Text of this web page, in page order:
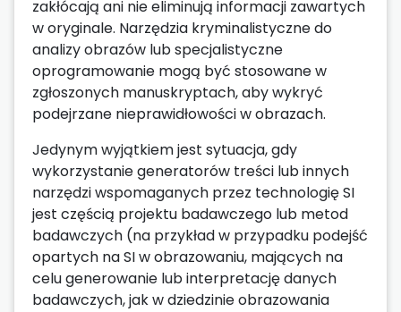
zakłócają ani nie eliminują informacji zawartych
w oryginale. Narzędzia kryminalistyczne do
analizy obrazów lub specjalistyczne
oprogramowanie mogą być stosowane w
zgłoszonych manuskryptach, aby wykryć
podejrzane nieprawidłowości w obrazach.
Jedynym wyjątkiem jest sytuacja, gdy
wykorzystanie generatorów treści lub innych
narzędzi wspomaganych przez technologię SI
jest częścią projektu badawczego lub metod
badawczych (na przykład w przypadku podejść
opartych na SI w obrazowaniu, mających na
celu generowanie lub interpretację danych
badawczych, jak w dziedzinie obrazowania